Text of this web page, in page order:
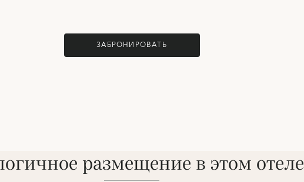
ЗАБРОНИРОВАТЬ
размещение в этом отеле